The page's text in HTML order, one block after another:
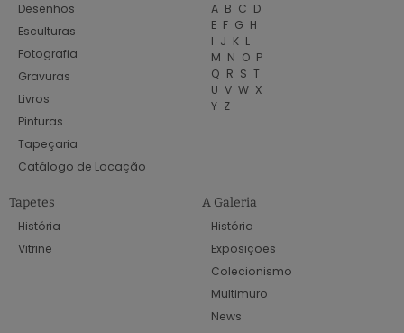
Desenhos
Esculturas
Fotografia
Gravuras
Livros
Pinturas
Tapeçaria
Catálogo de Locação
A B C D
E F G H
I J K L
M N O P
Q R S T
U V W X
Y Z
Tapetes
História
Vitrine
A Galeria
História
Exposições
Colecionismo
Multimuro
News